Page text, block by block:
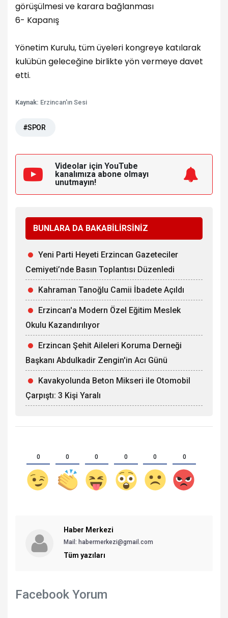
görüşülmesi ve karara bağlanması
6- Kapanış
Yönetim Kurulu, tüm üyeleri kongreye katılarak
kulübün geleceğine birlikte yön vermeye davet
etti.
Kaynak: Erzincan'ın Sesi
#SPOR
Videolar için YouTube
kanalımıza abone olmayı
unutmayın!
BUNLARA DA BAKABİLİRSİNİZ
Yeni Parti Heyeti Erzincan Gazeteciler
Cemiyeti’nde Basın Toplantısı Düzenledi
Kahraman Tanoğlu Camii İbadete Açıldı
Erzincan'a Modern Özel Eğitim Meslek
Okulu Kazandırılıyor
Erzincan Şehit Aileleri Koruma Derneği
Başkanı Abdulkadir Zengin'in Acı Günü
Kavakyolunda Beton Mikseri ile Otomobil
Çarpıştı: 3 Kişi Yaralı
0 0 0 0 0 0
Haber Merkezi
Mail: habermerkezi@gmail.com
Tüm yazıları
Facebook Yorum